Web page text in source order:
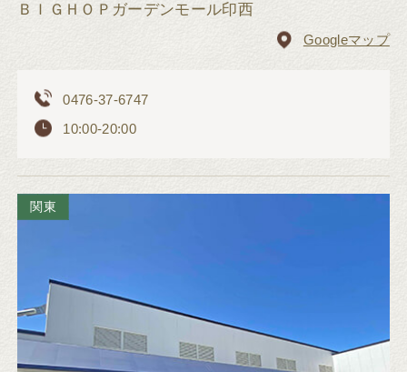
ＢＩＧＨＯＰガーデンモール印西
Googleマップ
0476-37-6747
10:00-20:00
関東